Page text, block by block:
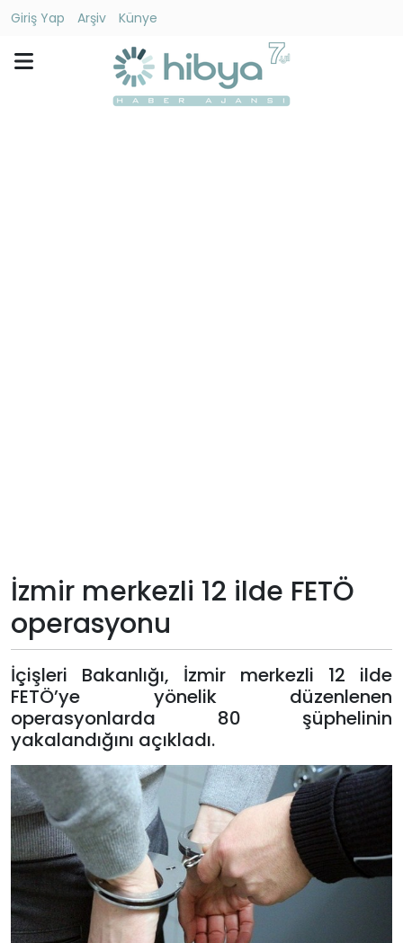
Giriş Yap Arşiv
Künye
Künye
Giriş
Yap
İzmir merkezli 12 ilde FETÖ
operasyonu
İçişleri Bakanlığı, İzmir merkezli 12 ilde
FETÖ’ye yönelik düzenlenen
operasyonlarda 80 şüphelinin
yakalandığını açıkladı.